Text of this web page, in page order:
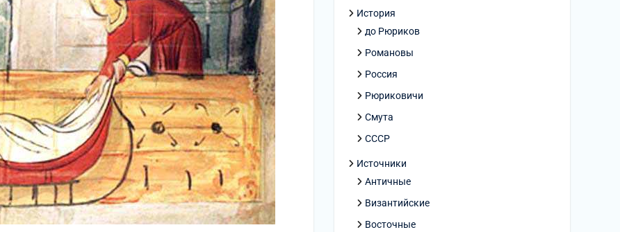
История
до Рюриков
Романовы
Россия
Рюриковичи
Смута
СССР
Источники
Античные
Византийские
Восточные